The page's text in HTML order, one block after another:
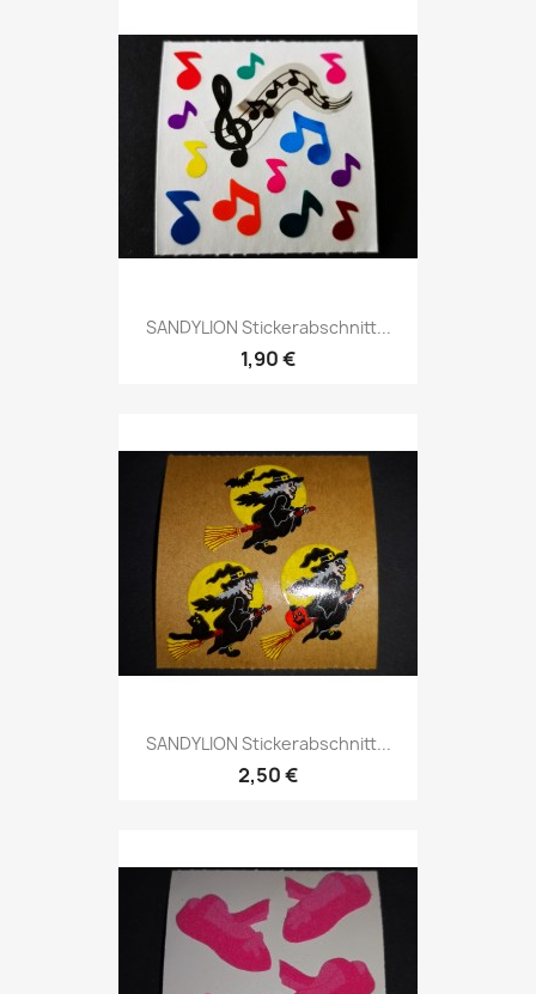
SANDYLION Stickerabschnitt...
1,90 €
SANDYLION Stickerabschnitt...
2,50 €